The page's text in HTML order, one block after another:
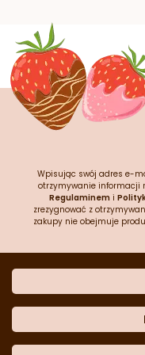
Wpisując swój adres e-
otrzymywanie informacji
Regulaminem i
zrezygnować z
zakupy nie obejmuje